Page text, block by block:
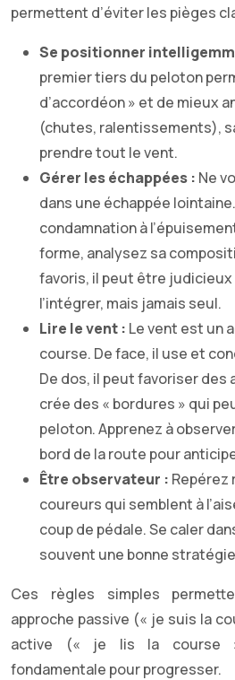
permettent d’éviter les pièges
Se positionner
premier tiers du peloton
d’accordéon » et de mieux
(chutes, ralentissements),
prendre tout le vent.
Gérer les échappées : Ne
dans une échappée
condamnation à
forme, analysez sa
favoris, il peut être judicieux
l’intégrer, mais jamais seul.
Lire le vent : Le vent est un
course. De face, il use et
De dos, il peut favoriser des
crée des « bordures » qui
peloton. Apprenez à
bord de la route pour
Être observateur : Repérez
coureurs qui semblent à
coup de pédale. Se caler
souvent une bonne
Ces règles simples
approche passive (« je suis la
active (« je lis la course
fondamentale pour progresser.